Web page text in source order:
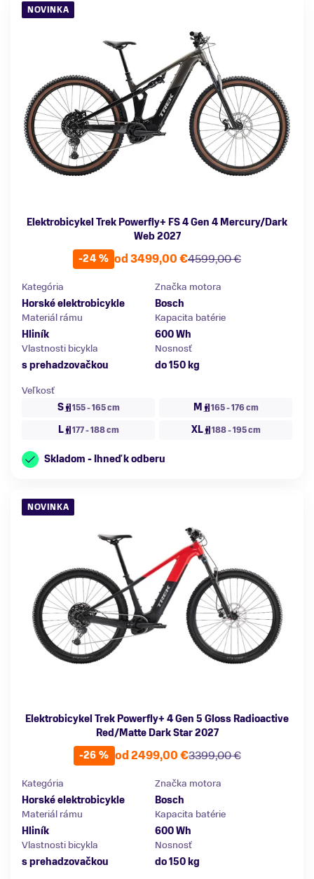
NOVINKA
Elektrobicykel Trek Powerfly+ FS 4 Gen 4 Mercury/Dark
Web 2027
-24 %
4599,00 €
od 3499,00 €
Kategória
Horské elektrobicykle
Značka motora
Bosch
Materiál rámu
Hliník
Kapacita batérie
600 Wh
Vlastnosti bicykla
s prehadzovačkou
Nosnosť
do 150 kg
Veľkosť
S
155 - 165 cm M 165 - 176 cm
L 177 - 188 cm XL 188 - 195 cm
Skladom - Ihneď k odberu
NOVINKA
Elektrobicykel Trek Powerfly+ 4 Gen 5 Gloss Radioactive
Red/Matte Dark Star 2027
-26 %
3399,00 €
od 2499,00 €
Kategória
Horské elektrobicykle
Značka motora
Bosch
Materiál rámu
Hliník
Kapacita batérie
600 Wh
Vlastnosti bicykla
s prehadzovačkou
Nosnosť
do 150 kg